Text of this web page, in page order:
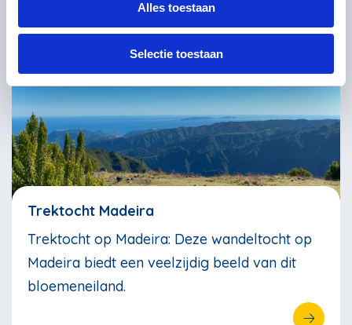
Alles toestaan
Selectie toestaan
Trektocht Madeira
Trektocht op Madeira: Deze wandeltocht op
Madeira biedt een veelzijdig beeld van dit
bloemeneiland.